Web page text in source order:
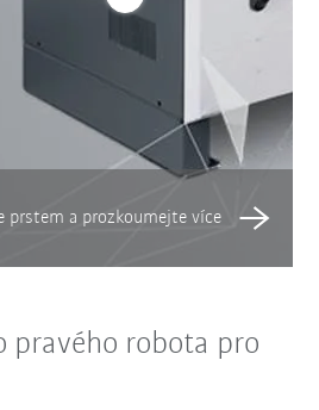
pravého robota pro